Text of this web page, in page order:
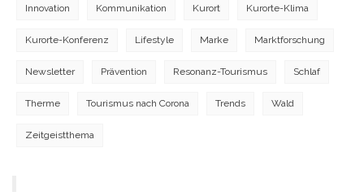
Innovation Kommunikation Kurort Kurorte-Klima
Kurorte-Konferenz Lifestyle Marke Marktforschung
Newsletter Prävention Resonanz-Tourismus Schlaf
Therme Tourismus nach Corona Trends Wald
Zeitgeistthema